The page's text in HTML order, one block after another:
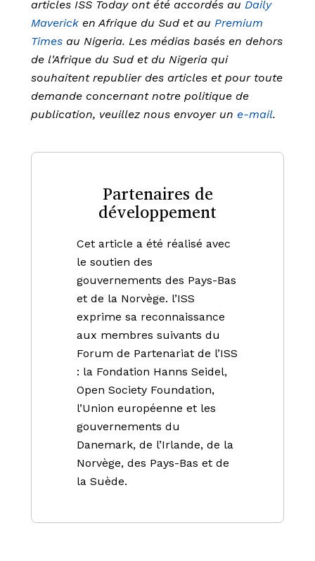
articles ISS Today ont été accordés au Daily
Maverick en Afrique du Sud et au Premium
Times au Nigeria. Les médias basés en dehors
de l'Afrique du Sud et du Nigeria qui
souhaitent republier des articles et pour toute
demande concernant notre politique de
publication, veuillez nous envoyer un e-mail.
Partenaires de
développement
Cet article a été réalisé avec
le soutien des
gouvernements des Pays-Bas
et de la Norvège. l’ISS
exprime sa reconnaissance
aux membres suivants du
Forum de Partenariat de l’ISS
: la Fondation Hanns Seidel,
Open Society Foundation,
l’Union européenne et les
gouvernements du
Danemark, de l’Irlande, de la
Norvège, des Pays-Bas et de
la Suède.